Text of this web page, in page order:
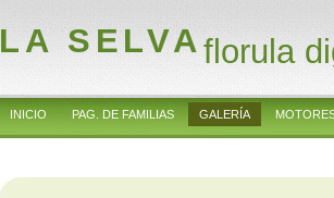
LA SELVAflorula
INICIO PAG. DE FAMILIAS GALERÍA